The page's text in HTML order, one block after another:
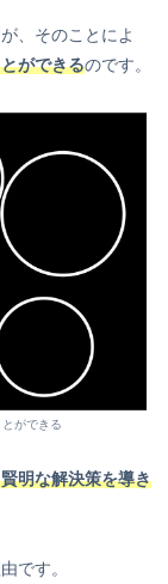
、そのことによ
ができるのです。
ができる
明な解決策を導き
です。